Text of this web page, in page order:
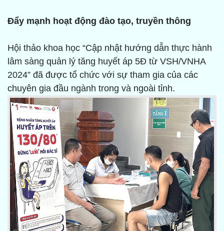
Đẩy mạnh hoạt động đào tạo, truyền thông
Hội thảo khoa học “Cập nhật hướng dẫn thực hành
lâm sàng quản lý tăng huyết áp 5Đ từ VSH/VNHA
2024” đã được tổ chức với sự tham gia của các
chuyên gia đầu ngành trong và ngoài tỉnh.